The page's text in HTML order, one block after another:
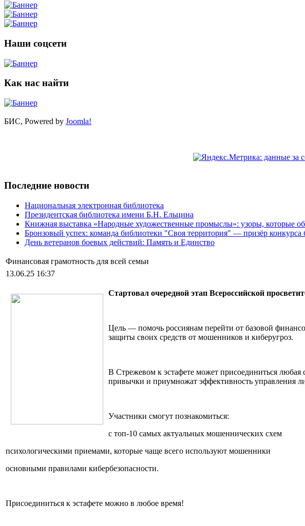
Наши соцсети
Как нас найти
БИС, Powered by Joomla!
Последние новости
Национальная электронная библиотека
Президентская библиотека имени Б.Н. Ельцина
Книжная выставка «Народные художественные промыслы»: узоры, которые
Бронзовый успех: команда библиотеки "Своя территория" — призёр
День ветеранов боевых действий: Память и Единство
Финансовая грамотность для всей семьи
13.06.25 16:37
Стартовал очередной этап Всероссийской
Цель — помочь россиянам перейти от базовой
защиты своих средств от мошенников и киберугроз.
В Стрежевом к эстафете может присоединиться
привычки и приумножат эффективность управления
Участники смогут познакомиться:
c топ-10 самых актуальных мошеннических схем
психологическими приемами, которые чаще всего используют мошенники
основными правилами кибербезопасности.
Присоединиться к эстафете можно в любое время!